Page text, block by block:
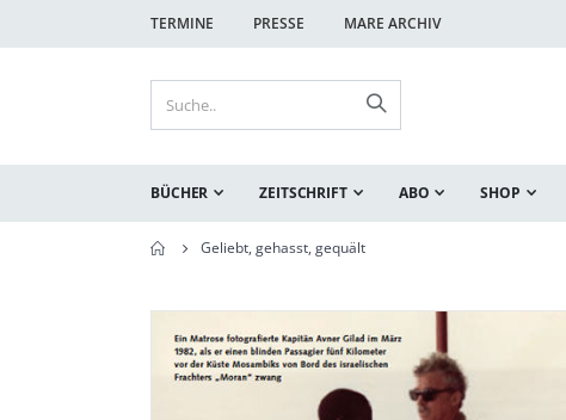
TERMINE PRESSE MARE ARCHIV
BÜCHER ZEITSCHRIFT ABO SHOP
Geliebt, gehasst, gequält
Ende
der
Anfang
der